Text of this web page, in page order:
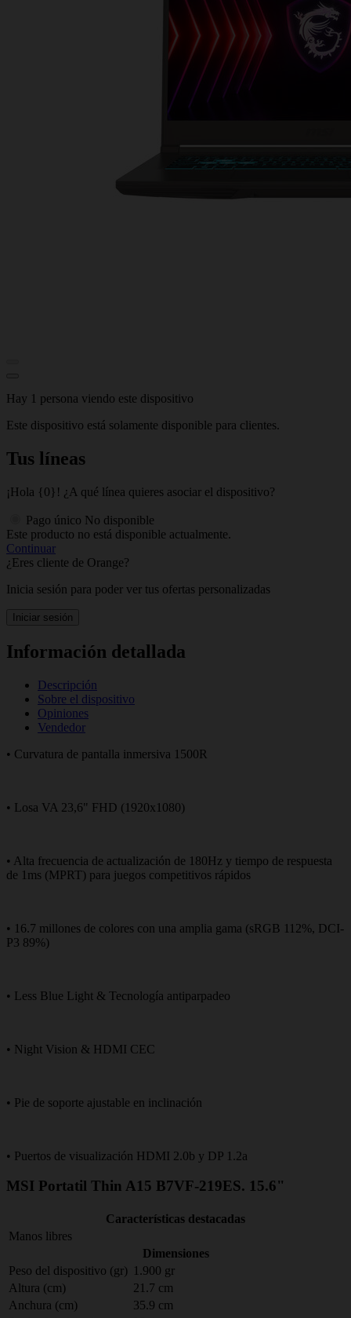
Hay 1 persona viendo este dispositivo
Este dispositivo está solamente disponible para clientes.
Tus líneas
¡Hola {0}! ¿A qué línea quieres asociar el dispositivo?
Pago único No disponible
Este producto no está disponible actualmente.
Continuar
¿Eres cliente de Orange?
Inicia sesión para poder ver tus ofertas personalizadas
Iniciar sesión
Información detallada
Descripción
Sobre el dispositivo
Opiniones
Vendedor
• Curvatura de pantalla inmersiva 1500R
• Losa VA 23,6" FHD (1920x1080)
• Alta frecuencia de actualización de 180Hz y tiempo de respuesta
de 1ms (MPRT) para juegos competitivos rápidos
• 16.7 millones de colores con una amplia gama (sRGB 112%, DCI-
P3 89%)
• Less Blue Light & Tecnología antiparpadeo
• Night Vision & HDMI CEC
• Pie de soporte ajustable en inclinación
• Puertos de visualización HDMI 2.0b y DP 1.2a
MSI Portatil Thin A15 B7VF-219ES. 15.6"
Características destacadas
Manos libres
Dimensiones
Peso del dispositivo (gr)
1.900 gr
Altura (cm)
21.7 cm
Anchura (cm)
35.9 cm